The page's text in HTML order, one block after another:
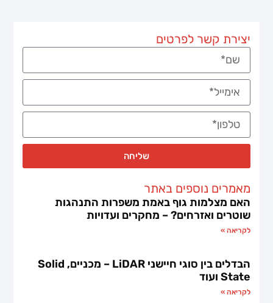
יצירת קשר לפרטים
שליחה
מאמרים נוספים באתר
האם מצלמות גוף באמת משפרות התנהגות
שוטרים ואזרחים? – מחקרים ועדויות
לקריאה »
הבדלים בין סוגי חיישני LiDAR – מכניים, Solid
State ועוד
לקריאה »